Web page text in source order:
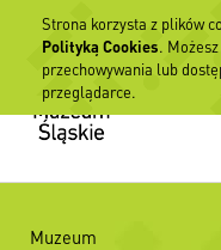
Muzeum
Strona korzysta z plików
Polityką Cookies.
przechowywania lub
przeglądarce.